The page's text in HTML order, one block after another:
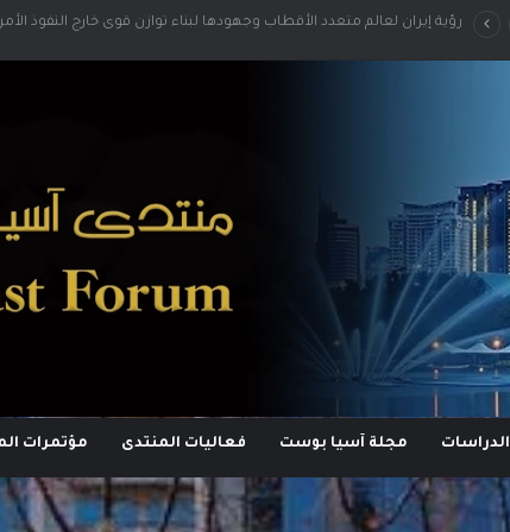
رؤية إيران لعالم متعدد الأقطاب وجهودها لبناء توازن قوى خارج النفوذ
الدراسات مجلة آسيا بوست فعاليات المنتدى مؤتمرات